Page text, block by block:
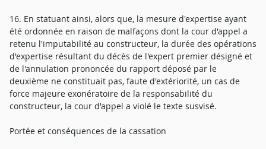
16. En statuant ainsi, alors que, la mesure d'expertise ayant
été ordonnée en raison de malfaçons dont la cour d'appel a
retenu l'imputabilité au constructeur, la durée des opérations
d'expertise résultant du décès de l'expert premier désigné et
de l'annulation prononcée du rapport déposé par le
deuxième ne constituait pas, faute d'extériorité, un cas de
force majeure exonératoire de la responsabilité du
constructeur, la cour d'appel a violé le texte susvisé.
Portée et conséquences de la cassation